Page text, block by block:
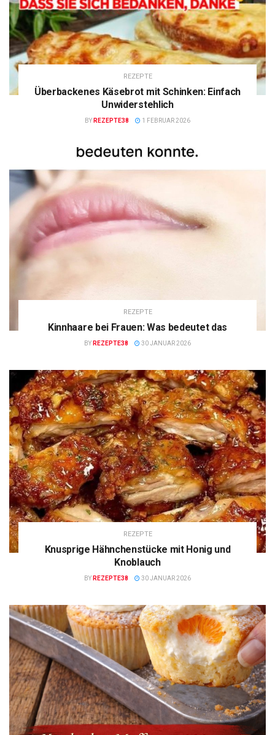
REZEPTE
Überbackenes Käsebrot mit Schinken: Einfach
Unwiderstehlich
BY REZEPTE38 1 FEBRUAR 2026
REZEPTE
Kinnhaare bei Frauen: Was bedeutet das
BY REZEPTE38 30 JANUAR 2026
REZEPTE
Knusprige Hähnchenstücke mit Honig und
Knoblauch
BY REZEPTE38 30 JANUAR 2026